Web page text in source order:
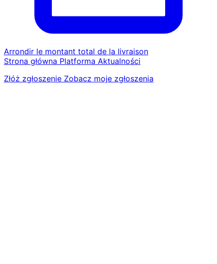
Arrondir le montant total de la livraison
Strona główna Platforma Aktualności
Złóż zgłoszenie Zobacz moje zgłoszenia